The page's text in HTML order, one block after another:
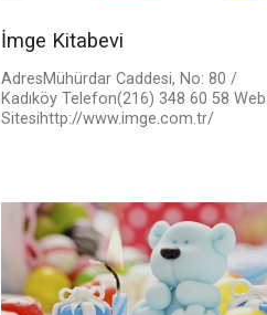
İmge Kitabevi
AdresMühürdar Caddesi, No: 80 /
Kadıköy Telefon(216) 348 60 58 Web
Sitesihttp://www.imge.com.tr/